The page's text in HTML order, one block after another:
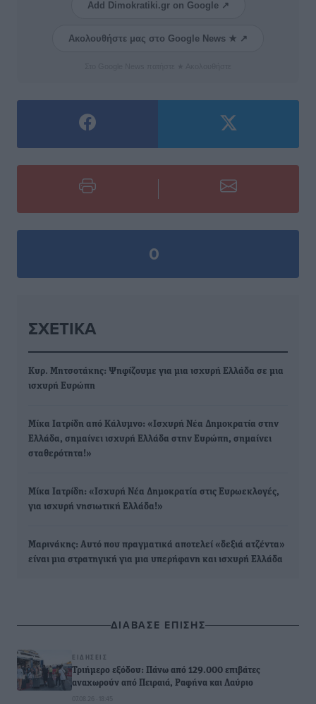
Add Dimokratiki.gr on Google ↗
Ακολουθήστε μας στο Google News ★ ↗
0
ΣΧΕΤΙΚΆ
Κυρ. Μητσοτάκης: Ψηφίζουμε για μια ισχυρή Ελλάδα σε μια
ισχυρή Ευρώπη
Μίκα Ιατρίδη από Κάλυμνο: «Ισχυρή Νέα Δημοκρατία στην
Ελλάδα, σημαίνει ισχυρή Ελλάδα στην Ευρώπη, σημαίνει
σταθερότητα!»
Μίκα Ιατρίδη: «Ισχυρή Νέα Δημοκρατία στις Ευρωεκλογές,
για ισχυρή νησιωτική Ελλάδα!»
Μαρινάκης: Αυτό που πραγματικά αποτελεί «δεξιά ατζέντα»
είναι μια στρατηγική για μια υπερήφανη και ισχυρή Ελλάδα
ΔΙΑΒΑΣΕ ΕΠΙΣΗΣ
ΕΙΔΉΣΕΙΣ
Τριήμερο εξόδου: Πάνω από 129.000 επιβάτες
αναχωρούν από Πειραιά, Ραφήνα και Λαύριο
07.08.26 · 18:45